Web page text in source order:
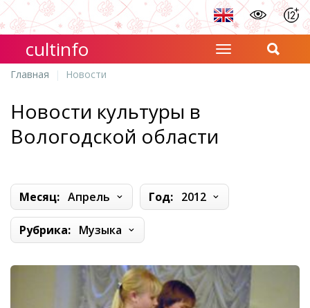
cultinfo
Главная Новости
Новости культуры в
Вологодской области
Месяц: Апрель Год: 2012
Рубрика: Музыка